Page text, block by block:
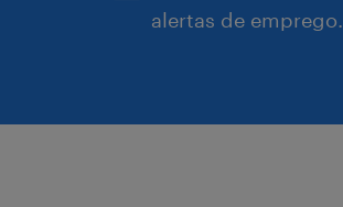
alertas de emprego.